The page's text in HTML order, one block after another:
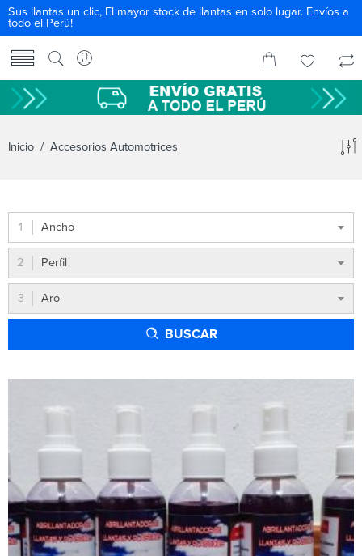
Sus llantas un clic, El mayor stock de llantas en solo lugar. Envíos a
todo el Perú!
Inicio / Accesorios Automotrices
Ancho
Perfil
Aro
BUSCAR